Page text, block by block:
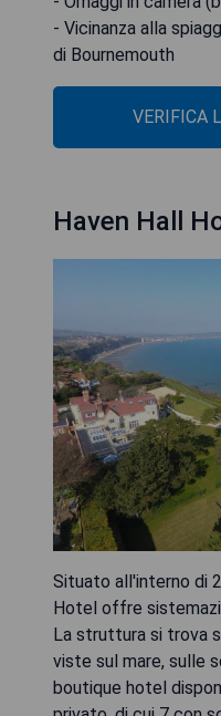
- Vicinanza alla
di Bournemouth
VERIFICA
Haven Hall
Situato all'interno di
Hotel offre
La struttura si trova
viste sul mare, sulle
boutique hotel